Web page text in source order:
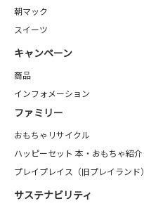
朝マック
スイーツ
キャンペーン
商品
インフォメーション
ファミリー
おもちゃリサイクル
ハッピーセット 本・おもちゃ紹介
プレイプレイス（旧プレイランド）
サステナビリティ